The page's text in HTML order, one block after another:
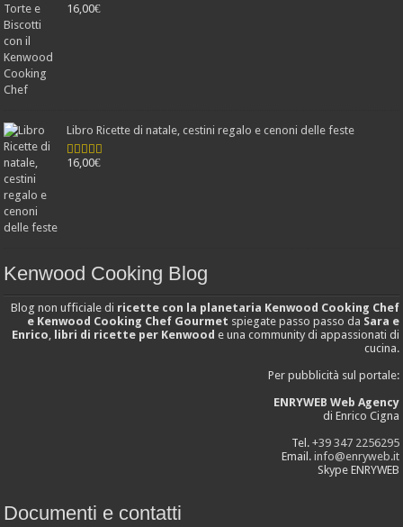
Valutato
16,00€
Libro Ricette di natale, cestini regalo e cenoni delle feste
Valutato
16,00€
Kenwood Cooking Blog
Blog non ufficiale di ricette con la planetaria Kenwood Cooking Chef
e Kenwood Cooking Chef Gourmet spiegate passo passo da Sara e
Enrico libri di ricette per Kenwood e una community di appassionati di
cucina.
Per pubblicità sul portale:
ENRYWEB Web Agency
di Enrico Cigna
Tel. +39 347 2256295
Email. info@enryweb.it
Skype ENRYWEB
Documenti e contatti